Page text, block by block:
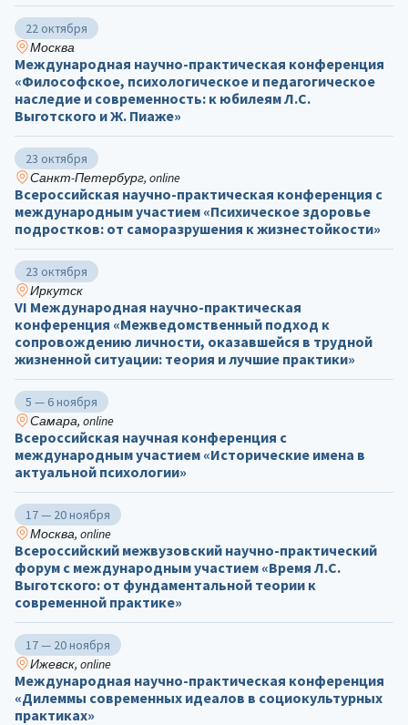
22 октября
Москва
Международная научно-практическая конференция
«Философское, психологическое и педагогическое
наследие и современность: к юбилеям Л.С.
Выготского и Ж. Пиаже»
23 октября
Санкт-Петербург, online
Всероссийская научно-практическая конференция с
международным участием «Психическое здоровье
подростков: от саморазрушения к жизнестойкости»
23 октября
Иркутск
VI Международная научно-практическая
конференция «Межведомственный подход к
сопровождению личности, оказавшейся в трудной
жизненной ситуации: теория и лучшие практики»
5 — 6 ноября
Самара, online
Всероссийская научная конференция с
международным участием «Исторические имена в
актуальной психологии»
17 — 20 ноября
Москва, online
Всероссийский межвузовский научно-практический
форум с международным участием «Время Л.С.
Выготского: от фундаментальной теории к
современной практике»
17 — 20 ноября
Ижевск, online
Международная научно-практическая конференция
«Дилеммы современных идеалов в социокультурных
практиках»